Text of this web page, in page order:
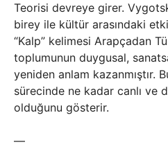
Teorisi devreye girer.
birey ile kültür arasındaki
“Kalp” kelimesi Arapçadan
toplumunun duygusal,
yeniden anlam kazanmıştır.
sürecinde ne kadar canlı ve
olduğunu gösterir.
—